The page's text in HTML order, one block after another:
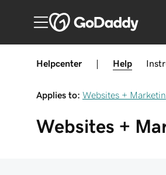
Helpcenter Help
Applies to: Websites +
Websites +